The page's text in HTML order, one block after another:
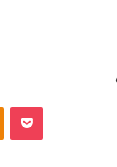
Odnoklassniki
Pocket